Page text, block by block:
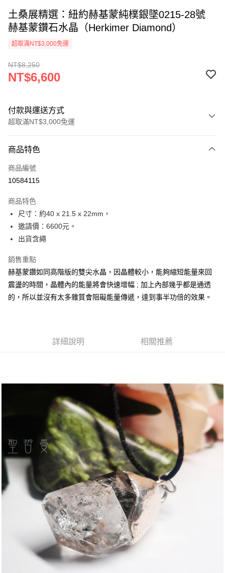
土桑展精選：紐約赫基蒙純樸銀墜0215-28號
赫基蒙鑽石水晶（Herkimer Diamond）
超取滿NT$3,000免運
NT$8,250
NT$6,600
付款與運送方式
超取滿NT$3,000免運
信用卡一次付款
超商取貨付款
Apple Pay
街口支付
ATM付款
每筆NT$80，滿NT$3,000(含以上)免運費
郵局幫你送（離島）
每筆NT$80，滿NT$3,000(含以上)免運費
付款後門市自取
免運費
商品特色
商品編號
10584115
商品特色
尺寸：約40 x 21.5 x 22mm，
邀請價：6600元。
出貨含繩
銷售重點
赫基蒙鑽如同高階版的雙尖水晶，因晶體較小，能夠縮短能量來回
震盪的時間，晶體內的能量將會快速增幅 ; 加上內部幾乎都是通透
的，所以並沒有太多雜質會阻礙能量傳遞，達到事半功倍的效果。
詳細說明 相關推薦